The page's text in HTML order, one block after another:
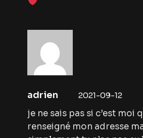
adrien 2021-09-12
je ne sais pas si c’est moi
renseigné mon adresse